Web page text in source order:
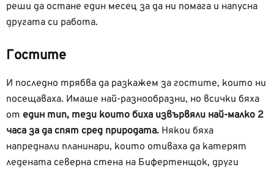
реши да остане един месец за да ни помага и напусна
другата си работа.
Гостите
И последно трябва да разкажем за гостите, които ни
посещаваха. Имаше най-разнообразни, но всички бяха
от един тип, тези които биха извървяли най-малко 2
часа за да спят сред природата. Някои бяха
напреднали планинари, които отиваха да катерят
ледената северна стена на Бифертенщок, други